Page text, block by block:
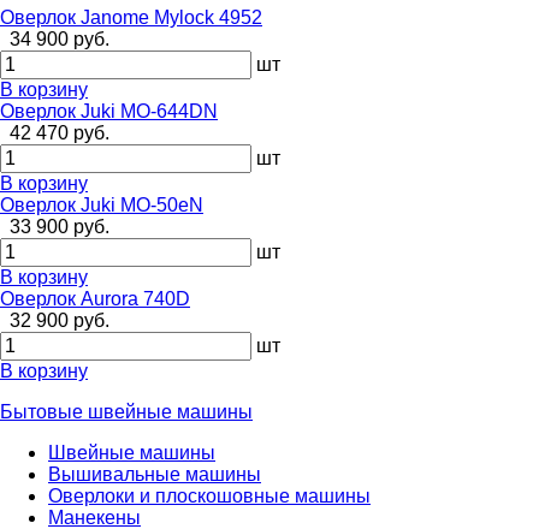
Оверлок Janome Mylock 4952
34 900 руб.
шт
В корзину
Оверлок Juki MO-644DN
42 470 руб.
шт
В корзину
Оверлок Juki MO-50eN
33 900 руб.
шт
В корзину
Оверлок Aurora 740D
32 900 руб.
шт
В корзину
Бытовые швейные машины
Швейные машины
Вышивальные машины
Оверлоки и плоскошовные машины
Манекены